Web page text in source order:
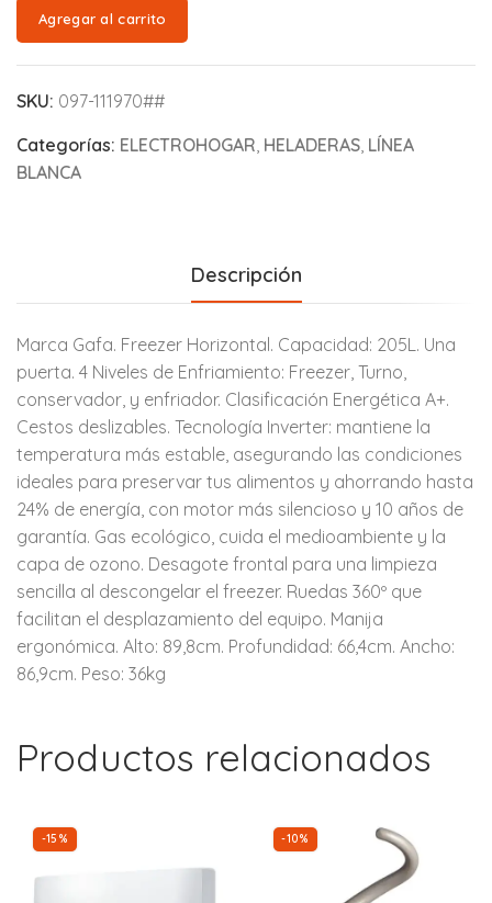
Agregar al carrito
SKU: 097-111970##
Categorías: ELECTROHOGAR HELADERAS LÍNEA
BLANCA
Descripción
Marca Gafa. Freezer Horizontal. Capacidad: 205L. Una
puerta. 4 Niveles de Enfriamiento: Freezer, Turno,
conservador, y enfriador. Clasificación Energética A+.
Cestos deslizables. Tecnología Inverter: mantiene la
temperatura más estable, asegurando las condiciones
ideales para preservar tus alimentos y ahorrando hasta
24% de energía, con motor más silencioso y 10 años de
garantía. Gas ecológico, cuida el medioambiente y la
capa de ozono. Desagote frontal para una limpieza
sencilla al descongelar el freezer. Ruedas 360º que
facilitan el desplazamiento del equipo. Manija
ergonómica. Alto: 89,8cm. Profundidad: 66,4cm. Ancho:
86,9cm. Peso: 36kg
Productos relacionados
-15% -10%